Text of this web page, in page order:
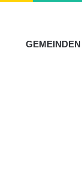
HOMEGEMEINDEN